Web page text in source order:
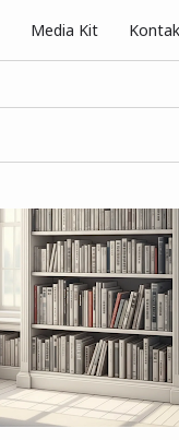
Media Kit Kontak
27 Jun 2025